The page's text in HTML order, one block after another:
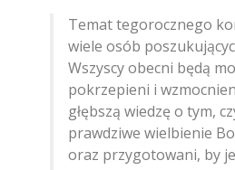
Temat tegorocznego
wiele osób
Wszyscy obecni będą
pokrzepieni i
głębszą wiedzę o tym,
prawdziwe wielbienie
oraz przygotowani, by